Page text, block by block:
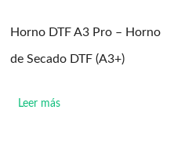
Horno DTF A3 Pro – Horno
de Secado DTF (A3+)
Leer más